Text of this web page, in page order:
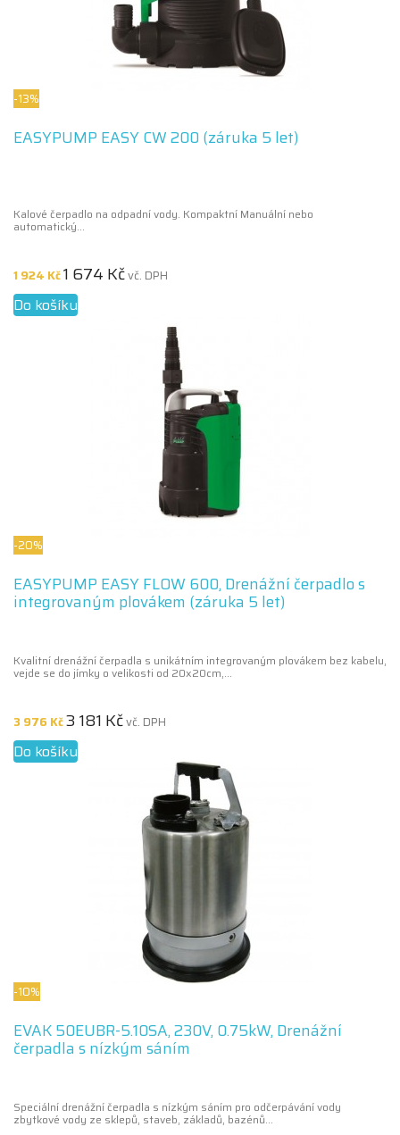
-13%
EASYPUMP EASY CW 200 (záruka 5 let)
Kalové čerpadlo na odpadní vody. Kompaktní Manuální nebo
automatický...
1 924 Kč1 674 Kčvč. DPH
Do košíku
-20%
EASYPUMP EASY FLOW 600, Drenážní čerpadlo s
integrovaným plovákem (záruka 5 let)
Kvalitní drenážní čerpadla s unikátním integrovaným plovákem bez kabelu,
vejde se do jímky o velikosti od 20x20cm,...
3 976 Kč3 181 Kčvč. DPH
Do košíku
-10%
EVAK 50EUBR-5.10SA, 230V, 0.75kW, Drenážní
čerpadla s nízkým sáním
Speciální drenážní čerpadla s nízkým sáním pro odčerpávání vody
zbytkové vody ze sklepů, staveb, základů, bazénů...